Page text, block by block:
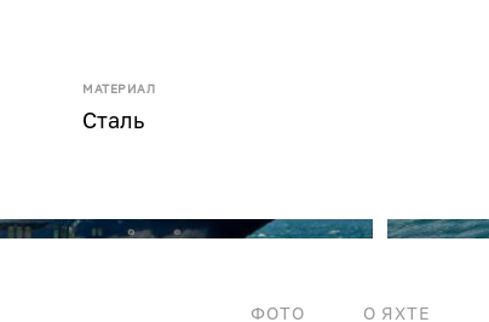
МАТЕРИАЛ
Сталь
ФОТО О ЯХТЕ